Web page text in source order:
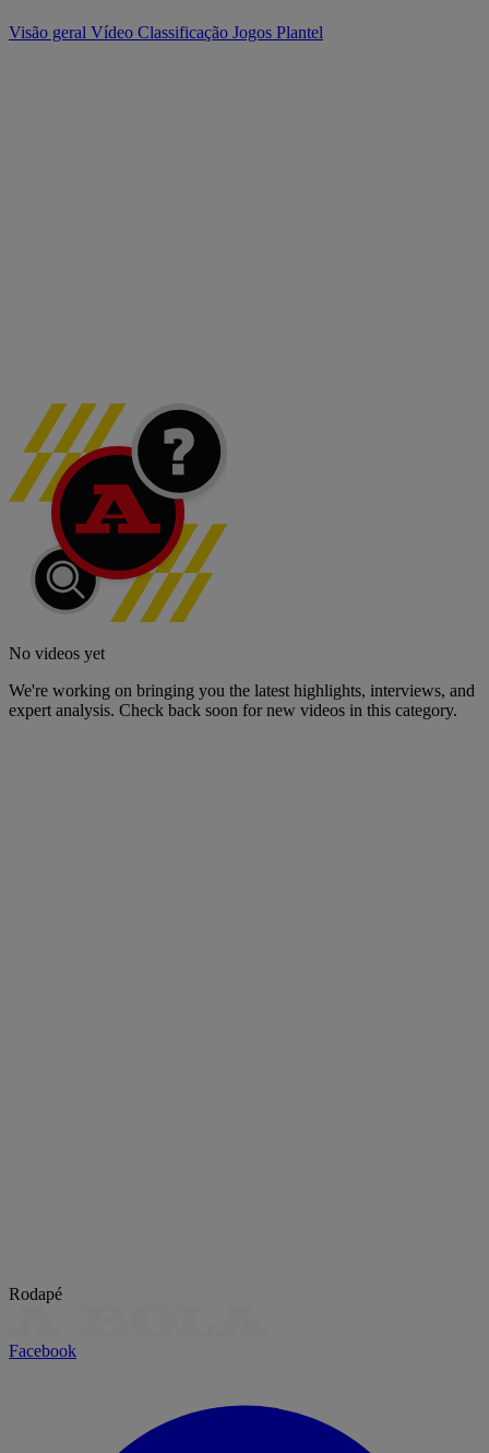
Visão geral Vídeo Classificação Jogos Plantel
No videos yet
We're working on bringing you the latest highlights, interviews, and
expert analysis. Check back soon for new videos in this category.
Rodapé
Facebook